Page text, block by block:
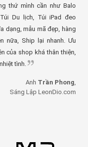
thứ mình cần như Balo
Du lịch, Túi iPad đeo
dạng, mẫu mã đẹp, hàng
nữa, Ship lại nhanh. Ưu
của shop khá thân thiện,
tình.
Anh Trần Phong
Sáng Lập LeonDio.com